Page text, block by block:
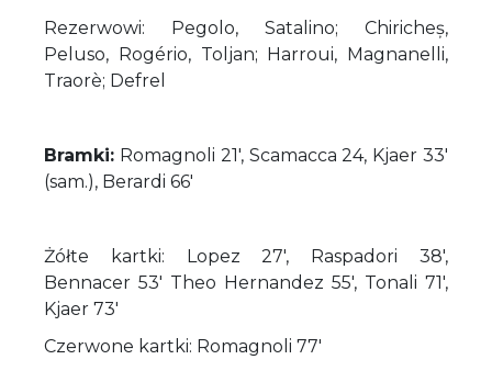
Rezerwowi: Pegolo, Satalino; Chiricheș,
Peluso, Rogério, Toljan; Harroui, Magnanelli,
Traorè; Defrel
Bramki: Romagnoli 21', Scamacca 24, Kjaer 33'
(sam.), Berardi 66'
Żółte kartki: Lopez 27', Raspadori 38',
Bennacer 53' Theo Hernandez 55', Tonali 71',
Kjaer 73'
Czerwone kartki: Romagnoli 77'